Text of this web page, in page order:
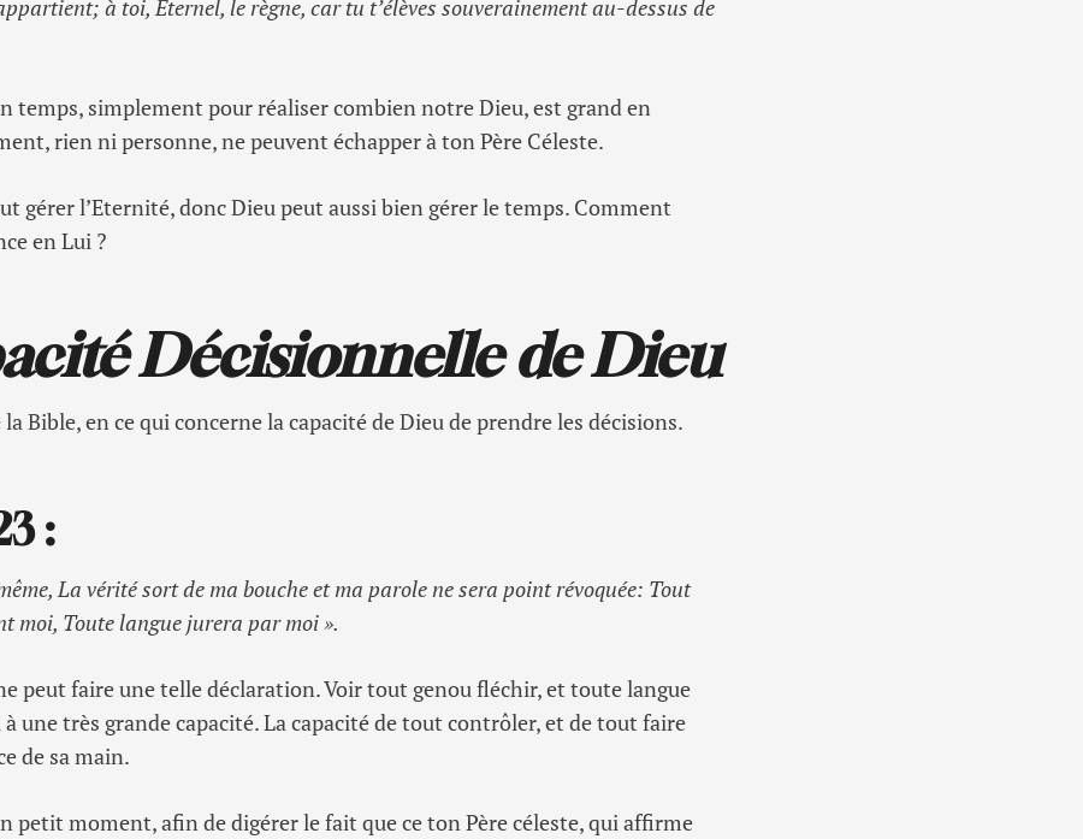
à toi, Éternel, le règne, car tu t’élèves souverainement au-dessus de
temps, simplement pour réaliser combien notre Dieu, est grand en
rien ni personne, ne peuvent échapper à ton Père Céleste.
gérer l’Eternité, donc Dieu peut aussi bien gérer le temps. Comment
en Lui ?
Décisionnelle de Dieu
la Bible, en ce qui concerne la capacité de Dieu de prendre les décisions.
:
La vérité sort de ma bouche et ma parole ne sera point révoquée: Tout
moi, Toute langue jurera par moi ».
peut faire une telle déclaration. Voir tout genou fléchir, et toute langue
une très grande capacité. La capacité de tout contrôler, et de tout faire
de sa main.
petit moment, afin de digérer le fait que ce ton Père céleste, qui affirme